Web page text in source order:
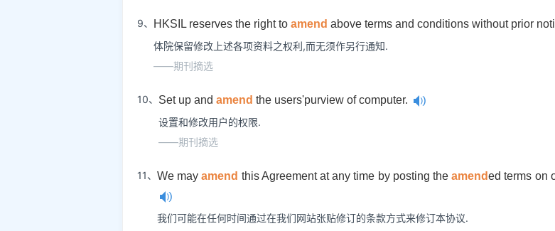
9、 HKSIL reserves the right to amend above terms and conditions without prior
体院保留修改上述各项资料之权利,而无须作另行通知.
——期刊摘选
10、 Set up and amend the users'purview of computer.
设置和修改用户的权限.
——期刊摘选
11、 We mayamend this Agreement at any time by posting theamended terms on
我们可能在任何时间通过在我们网站张贴修订的条款方式来修订本协议.